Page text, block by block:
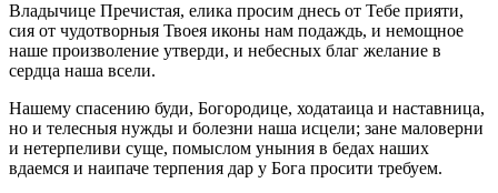
Владычице Пречистая, елика просим днесь от Тебе прияти,
сия от чудотворныя Твоея иконы нам подаждь, и немощное
наше произволение утверди, и небесных благ желание в
сердца наша всели.
Нашему спасению буди, Богородице, ходатаица и наставница,
но и телесныя нужды и болезни наша исцели; зане маловерни
и нетерпеливи суще, помыслом уныния в бедах наших
вдаемся и наипаче терпения дар у Бога просити требуем.